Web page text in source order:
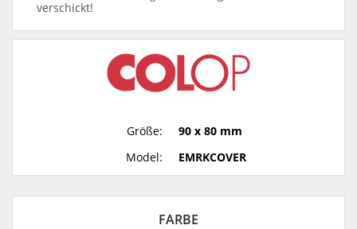
verschickt!
Größe:
90 x 80 mm
Model:
EMRKCOVER
FARBE